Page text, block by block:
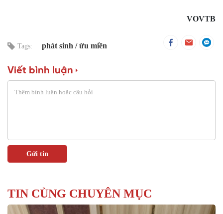
VOVTB
Tags: phát sinh ừu miền
Viết bình luận
TIN CÙNG CHUYÊN MỤC